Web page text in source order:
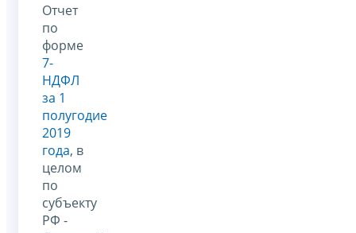
Отчет
по
форме
7-
НДФЛ
за 1
полугодие
2019
года, в
целом
по
субъекту
РФ -